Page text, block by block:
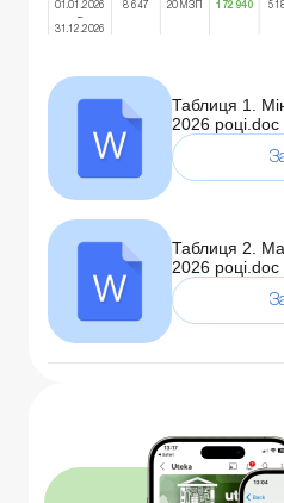
01.01.2026
–
31.12.2026
8 647 20 МЗП 172 940
Таблиця 1.
2026 році.doc
Таблиця 2.
2026 році.doc